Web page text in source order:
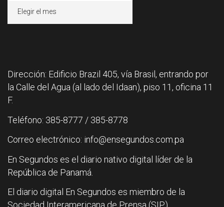
Dirección: Edificio Brazil 405, vía Brasil, entrando por
la Calle del Agua (al lado del Idaan), piso 11, oficina 11
F.
Teléfono: 385-8777 / 385-8778
Correo electrónico: info@ensegundos.com.pa
En Segundos es el diario nativo digital líder de la
República de Panamá.
El diario digital En Segundos es miembro de la